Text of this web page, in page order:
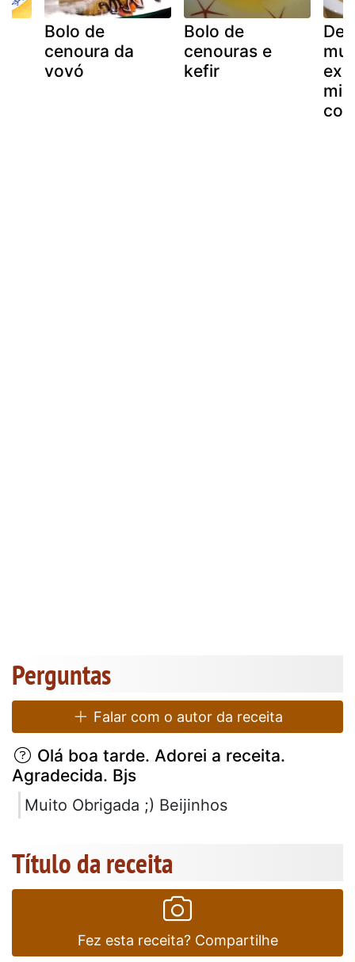
Bolo de
cenoura da
vovó
Bolo de
cenouras e
kefir
De
Perguntas
Falar com o autor da receita
Olá boa tarde. Adorei a receita.
Agradecida. Bjs
Muito Obrigada ;) Beijinhos
Título da receita
Fez esta receita? Compartilhe